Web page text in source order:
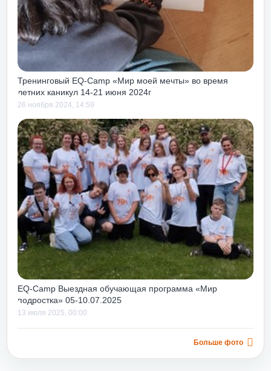
получать
от жизни и работы!
Тренинговый EQ-Camp «Мир моей мечты» во время
летних каникул 14-21 июня 2024г
26 ноября 2024, 14:59
EQ-Camp Выездная обучающая программа «Мир
подростка» 05-10.07.2025
13 июля 2025, 00:00
Больше фото